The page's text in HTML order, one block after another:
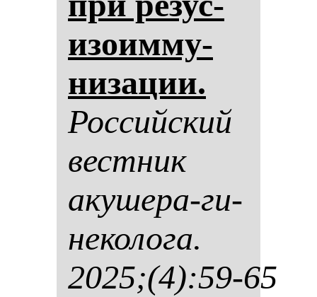
изо­им­му­
ни­за­ции.
Рос­сий­ский
вес­тник
аку­ше­ра-ги­
не­ко­ло­га.
2025;(4):59-65